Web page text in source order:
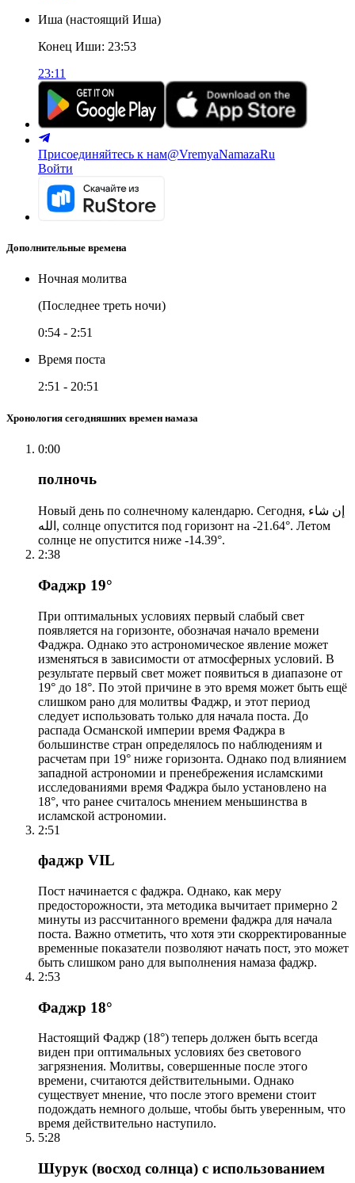
Иша (настоящий Иша)
Конец Иши: 23:53
23:11
Присоединяйтесь к нам@VremyaNamazaRu
Войти
Дополнительные времена
Ночная молитва
(Последнее треть ночи)
0:54 - 2:51
Время поста
2:51 - 20:51
Хронология сегодняшних времен намаза
0:00
полночь
Новый день по солнечному календарю. Сегодня, إن شاء
الله, солнце опустится под горизонт на -21.64°. Летом
солнце не опустится ниже -14.39°.
2:38
Фаджр 19°
При оптимальных условиях первый слабый свет
появляется на горизонте, обозначая начало времени
Фаджра. Однако это астрономическое явление может
изменяться в зависимости от атмосферных условий. В
результате первый свет может появиться в диапазоне от
19° до 18°. По этой причине в это время может быть ещё
слишком рано для молитвы Фаджр, и этот период
следует использовать только для начала поста. До
распада Османской империи время Фаджра в
большинстве стран определялось по наблюдениям и
расчетам при 19° ниже горизонта. Однако под влиянием
западной астрономии и пренебрежения исламскими
исследованиями время Фаджра было установлено на
18°, что ранее считалось мнением меньшинства в
исламской астрономии.
2:51
фаджр VIL
Пост начинается с фаджра. Однако, как меру
предосторожности, эта методика вычитает примерно 2
минуты из рассчитанного времени фаджра для начала
поста. Важно отметить, что хотя эти скорректированные
временные показатели позволяют начать пост, это может
быть слишком рано для выполнения намаза фаджр.
2:53
Фаджр 18°
Настоящий Фаджр (18°) теперь должен быть всегда
виден при оптимальных условиях без светового
загрязнения. Молитвы, совершенные после этого
времени, считаются действительными. Однако
существует мнение, что после этого времени стоит
подождать немного дольше, чтобы быть уверенным, что
время действительно наступило.
5:28
Шурук (восход солнца) с использованием